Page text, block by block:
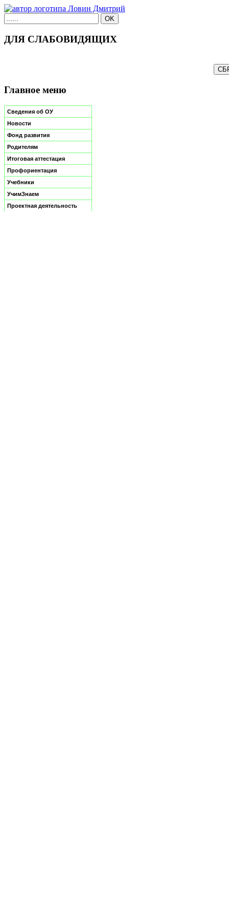
ДЛЯ СЛАБОВИДЯЩИХ
Главное меню
Сведения об ОУ
Новости
Фонд развития
Родителям
Итоговая аттестация
Профориентация
Учебники
УчимЗнаем
Проектная деятельность